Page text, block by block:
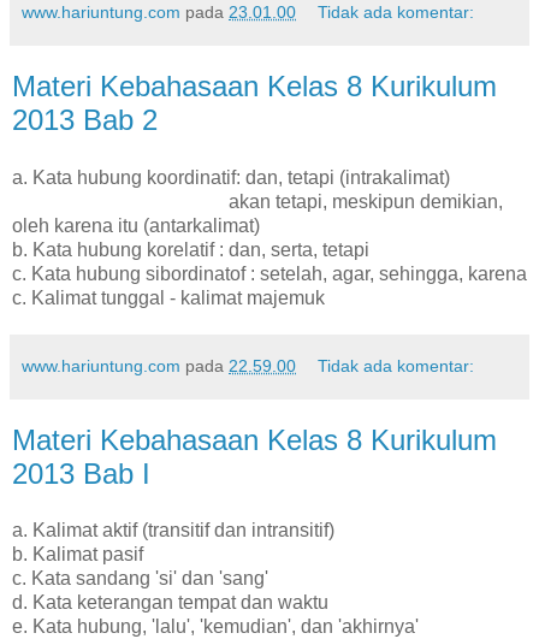
www.hariuntung.com pada 23.01.00 Tidak ada komentar:
Materi Kebahasaan Kelas 8 Kurikulum
2013 Bab 2
a. Kata hubung koordinatif: dan, tetapi (intrakalimat)
akan tetapi, meskipun demikian,
oleh karena itu (antarkalimat)
b. Kata hubung korelatif : dan, serta, tetapi
c. Kata hubung sibordinatof : setelah, agar, sehingga, karena
c. Kalimat tunggal - kalimat majemuk
www.hariuntung.com pada 22.59.00 Tidak ada komentar:
Materi Kebahasaan Kelas 8 Kurikulum
2013 Bab I
a. Kalimat aktif (transitif dan intransitif)
b. Kalimat pasif
c. Kata sandang 'si' dan 'sang'
d. Kata keterangan tempat dan waktu
e. Kata hubung, 'lalu', 'kemudian', dan 'akhirnya'